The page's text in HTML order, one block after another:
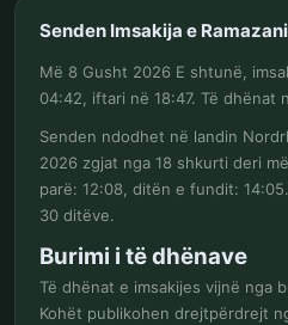
Senden Imsakija e
Më 8 Gusht 2026 E shtunë,
04:42, iftari në 18:47. Të dhënat
Senden ndodhet në landin
2026 zgjat nga 18 shkurti deri
parë: 12:08, ditën e fundit:
30 ditëve.
Burimi i të dhënave
Të dhënat e imsakijes vijnë nga
Kohët publikohen drejtpërdrejt